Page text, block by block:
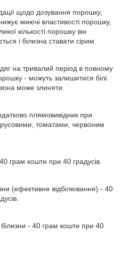
щодо дозування порошку,
миючі властивості порошку,
кількості порошку він
і білизна ставати сірим.
на тривалий період в повному
- можуть залишитися білі
може злиняти.
плямовивідник при
томатами, червоним
грам кошти при 40 градусів.
(ефективне відбілювання) - 40
- 40 грам кошти при 40